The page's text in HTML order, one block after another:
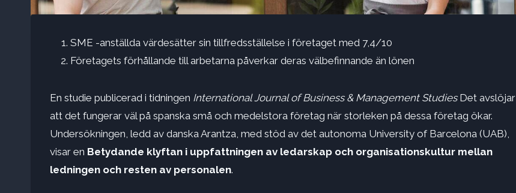
SME -anställda värdesätter sin tillfredsställelse i företaget med 7,4/10
Företagets förhållande till arbetarna påverkar deras välbefinnande än lönen
En studie publicerad i tidningen International Journal of Business & Management StudiesDet avslöjar
att det fungerar väl på spanska små och medelstora företag när storleken på dessa företag ökar.
Undersökningen, ledd av danska Arantza, med stöd av det autonoma University of Barcelona (UAB),
visar en Betydande klyftan i uppfattningen av ledarskap och organisationskultur mellan
ledningen och resten av personalen.